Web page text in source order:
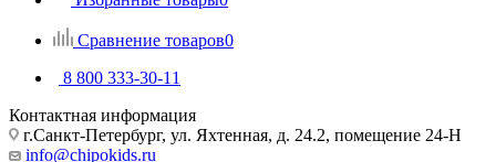
Сравнение товаров0
8 800 333-30-11
Контактная информация
г.Санкт-Петербург, ул. Яхтенная, д. 24.2, помещение 24-Н
info@chipokids.ru